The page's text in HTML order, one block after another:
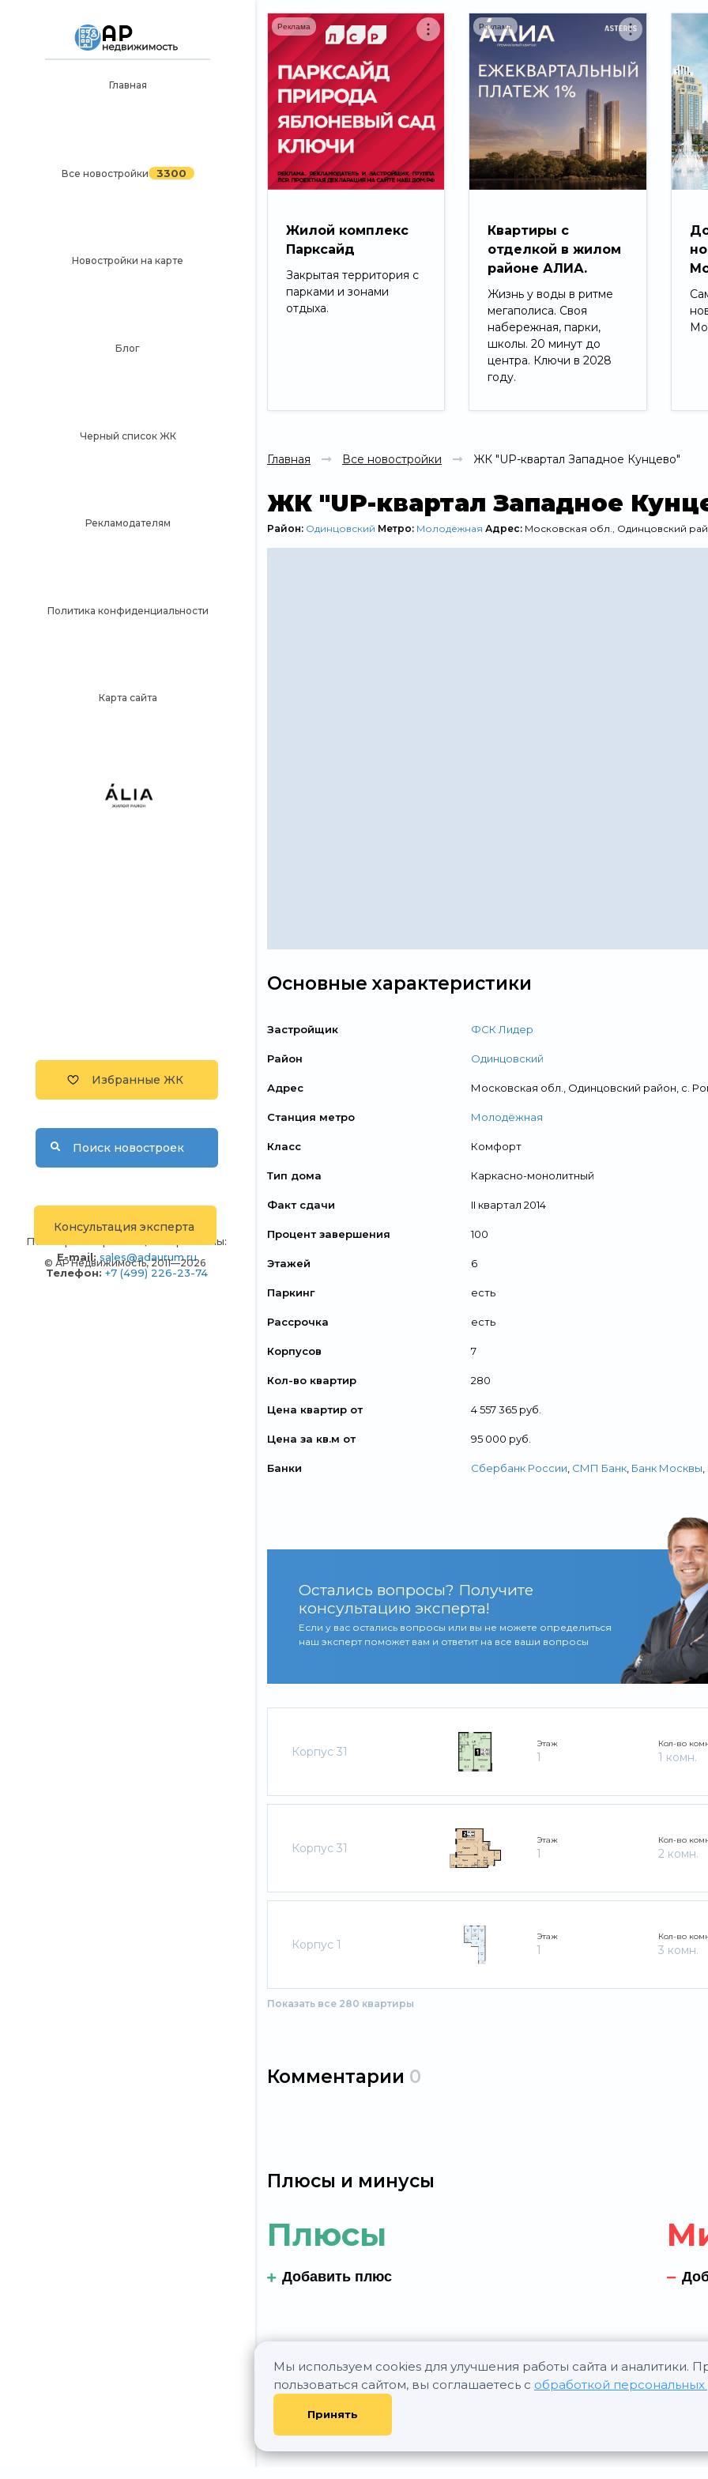
Мы используем cookies для улучшения работы сайта и аналитики.
пользоваться сайтом, вы соглашаетесь с обработкой
Принять
Главная
Все новостройки 3300
Новостройки на карте
Блог
Черный список ЖК
Рекламодателям
Политика конфиденциальности
Карта сайта
Избранные ЖК
Поиск новостроек
По вопросам размещения рекламы:
E-mail: sales@adaurum.ru
Телефон: +7 (499) 226-23-74
Консультация эксперта
© АР Недвижимость, 2011—2026
Жилой комплекс
Парксайд
Закрытая территория с
парками и зонами
отдыха.
Реклама
Квартиры с
отделкой в жилом
районе АЛИА.
Жизнь у воды в ритме
мегаполиса. Своя
набережная, парки,
школы. 20 минут до
центра. Ключи в 2028
году.
Реклама
Главная Все новостройки ЖК "UP-квартал Западное Кунцево"
ЖК "UP-квартал Западное
Район: Одинцовский Метро: Молодёжная Адрес: Московская обл., Одинцовский
Основные характеристики
Застройщик ФСК Лидер
Район Одинцовский
Адрес Московская обл., Одинцовский район, с.
Станция метро Молодёжная
Класс Комфорт
Тип дома Каркасно-монолитный
Факт сдачи II квартал 2014
Процент завершения 100
Этажей 6
Паркинг есть
Рассрочка есть
Корпусов 7
Кол-во квартир 280
Цена квартир от 4 557 365 руб.
Цена за кв.м от 95 000 руб.
Банки Сбербанк России, СМП Банк, Банк Москвы,
Остались вопросы? Получите
консультацию эксперта!
Если у вас остались вопросы или вы не можете определиться
наш эксперт поможет вам и ответит на все ваши вопросы
Корпус 31
Этаж
1
Кол-во
1 комн.
Корпус 31
Этаж
1
Кол-во
2 комн.
Корпус 1
Этаж
1
Кол-во
3 комн.
Показать все 280 квартиры
Комментарии 0
Плюсы и минусы
Плюсы
Добавить плюс